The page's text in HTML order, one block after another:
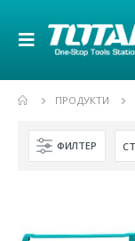
ПРОДУКТИ
ФИЛТЕР